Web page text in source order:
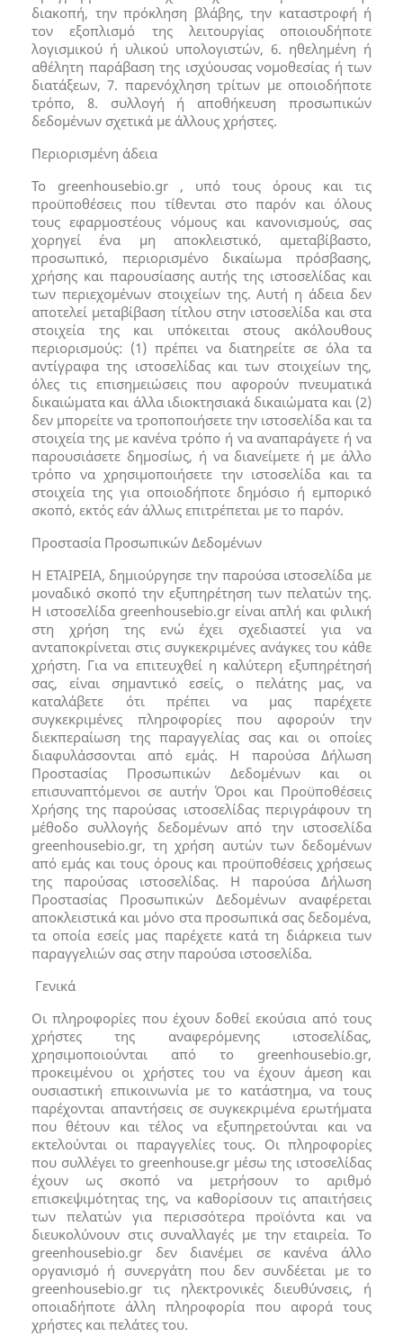
διακοπή, την πρόκληση βλάβης, την καταστροφή ή
τον εξοπλισμό της λειτουργίας οποιουδήποτε
λογισμικού ή υλικού υπολογιστών, 6. ηθελημένη ή
αθέλητη παράβαση της ισχύουσας νομοθεσίας ή των
διατάξεων, 7. παρενόχληση τρίτων με οποιοδήποτε
τρόπο, 8. συλλογή ή αποθήκευση προσωπικών
δεδομένων σχετικά με άλλους χρήστες.
Περιορισμένη άδεια
Το greenhousebio.gr , υπό τους όρους και τις
προϋποθέσεις που τίθενται στο παρόν και όλους
τους εφαρμοστέους νόμους και κανονισμούς, σας
χορηγεί ένα μη αποκλειστικό, αμεταβίβαστο,
προσωπικό, περιορισμένο δικαίωμα πρόσβασης,
χρήσης και παρουσίασης αυτής της ιστοσελίδας και
των περιεχομένων στοιχείων της. Αυτή η άδεια δεν
αποτελεί μεταβίβαση τίτλου στην ιστοσελίδα και στα
στοιχεία της και υπόκειται στους ακόλουθους
περιορισμούς: (1) πρέπει να διατηρείτε σε όλα τα
αντίγραφα της ιστοσελίδας και των στοιχείων της,
όλες τις επισημειώσεις που αφορούν πνευματικά
δικαιώματα και άλλα ιδιοκτησιακά δικαιώματα και (2)
δεν μπορείτε να τροποποιήσετε την ιστοσελίδα και τα
στοιχεία της με κανένα τρόπο ή να αναπαράγετε ή να
παρουσιάσετε δημοσίως, ή να διανείμετε ή με άλλο
τρόπο να χρησιμοποιήσετε την ιστοσελίδα και τα
στοιχεία της για οποιοδήποτε δημόσιο ή εμπορικό
σκοπό, εκτός εάν άλλως επιτρέπεται με το παρόν.
Προστασία Προσωπικών Δεδομένων
H ΕΤΑΙΡΕΙΑ, δημιούργησε την παρούσα ιστοσελίδα με
μοναδικό σκοπό την εξυπηρέτηση των πελατών της.
Η ιστοσελίδα greenhousebio.gr είναι απλή και φιλική
στη χρήση της ενώ έχει σχεδιαστεί για να
ανταποκρίνεται στις συγκεκριμένες ανάγκες του κάθε
χρήστη. Για να επιτευχθεί η καλύτερη εξυπηρέτησή
σας, είναι σημαντικό εσείς, ο πελάτης μας, να
καταλάβετε ότι πρέπει να μας παρέχετε
συγκεκριμένες πληροφορίες που αφορούν την
διεκπεραίωση της παραγγελίας σας και οι οποίες
διαφυλάσσονται από εμάς. Η παρούσα Δήλωση
Προστασίας Προσωπικών Δεδομένων και οι
επισυναπτόμενοι σε αυτήν Όροι και Προϋποθέσεις
Χρήσης της παρούσας ιστοσελίδας περιγράφουν τη
μέθοδο συλλογής δεδομένων από την ιστοσελίδα
greenhousebio.gr, τη χρήση αυτών των δεδομένων
από εμάς και τους όρους και προϋποθέσεις χρήσεως
της παρούσας ιστοσελίδας. Η παρούσα Δήλωση
Προστασίας Προσωπικών Δεδομένων αναφέρεται
αποκλειστικά και μόνο στα προσωπικά σας δεδομένα,
τα οποία εσείς μας παρέχετε κατά τη διάρκεια των
παραγγελιών σας στην παρούσα ιστοσελίδα.
Γενικά
Οι πληροφορίες που έχουν δοθεί εκούσια από τους
χρήστες της αναφερόμενης ιστοσελίδας,
χρησιμοποιούνται από το greenhousebio.gr,
προκειμένου οι χρήστες του να έχουν άμεση και
ουσιαστική επικοινωνία με το κατάστημα, να τους
παρέχονται απαντήσεις σε συγκεκριμένα ερωτήματα
που θέτουν και τέλος να εξυπηρετούνται και να
εκτελούνται οι παραγγελίες τους. Οι πληροφορίες
που συλλέγει το greenhouse.gr μέσω της ιστοσελίδας
έχουν ως σκοπό να μετρήσουν το αριθμό
επισκεψιμότητας της, να καθορίσουν τις απαιτήσεις
των πελατών για περισσότερα προϊόντα και να
διευκολύνουν στις συναλλαγές με την εταιρεία. Το
greenhousebio.gr δεν διανέμει σε κανένα άλλο
οργανισμό ή συνεργάτη που δεν συνδέεται με το
greenhousebio.gr τις ηλεκτρονικές διευθύνσεις, ή
οποιαδήποτε άλλη πληροφορία που αφορά τους
χρήστες και πελάτες του.